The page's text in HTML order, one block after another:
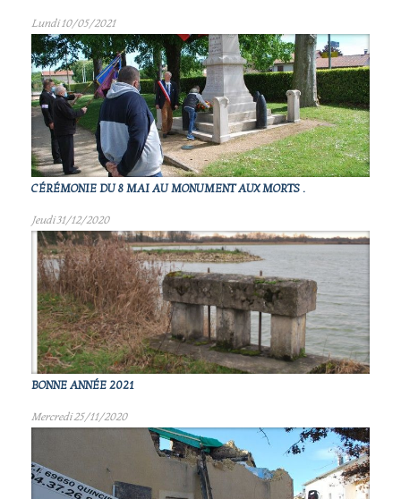
Lundi 10/05/2021
CÉRÉMONIE DU 8 MAI AU MONUMENT AUX MORTS .
Jeudi 31/12/2020
BONNE ANNÉE 2021
Mercredi 25/11/2020